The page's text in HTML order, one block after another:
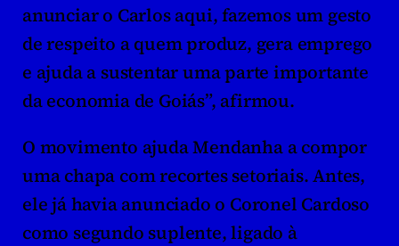
anunciar o Carlos aqui, fazemos um gesto
de respeito a quem produz, gera emprego
e ajuda a sustentar uma parte importante
da economia de Goiás”, afirmou.
O movimento ajuda Mendanha a compor
uma chapa com recortes setoriais. Antes,
ele já havia anunciado o Coronel Cardoso
como segundo suplente, ligado à